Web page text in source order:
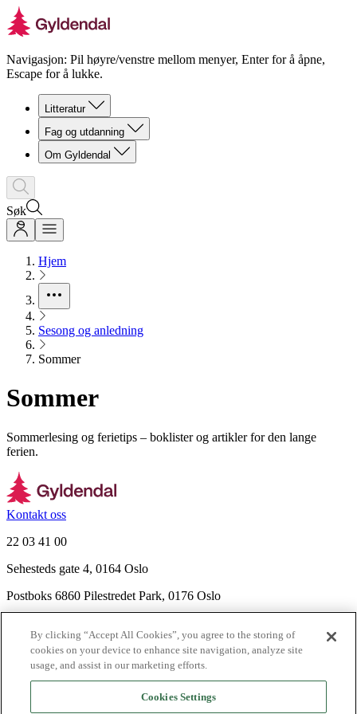
Navigasjon: Pil høyre/venstre mellom menyer, Enter for å åpne,
Escape for å lukke.
Litteratur
Fag og utdanning
Om Gyldendal
Søk
Hjem
Sesong og anledning
Sommer
Sommer
Sommerlesing og ferietips – boklister og artikler for den lange
ferien.
Kontakt oss
22 03 41 00
Sehesteds gate 4, 0164 Oslo
Postboks 6860 Pilestredet Park, 0176 Oslo
Nyhetsbrev
Ledige stillinger
Send inn manus
By clicking “Accept All Cookies”, you agree to the storing of
cookies on your device to enhance site navigation, analyze site
usage, and assist in our marketing efforts.
Cookies Settings